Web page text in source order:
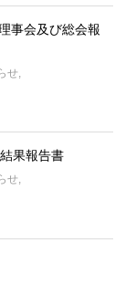
事会及び総会報
せ,
果報告書
せ,